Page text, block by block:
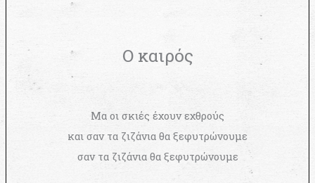
Ο καιρός
Μα οι σκιές έχουν εχθρούς
και σαν τα ζιζάνια θα ξεφυτρώνουμε
σαν τα ζιζάνια θα ξεφυτρώνουμε